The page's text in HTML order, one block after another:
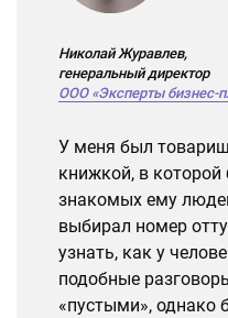
Николай Журавлев,
генеральный директор
ООО «Эксперты бизнес-
У меня был
книжкой, в
знакомых ему
выбирал номер
узнать, как у
подобные
«пустыми», однако